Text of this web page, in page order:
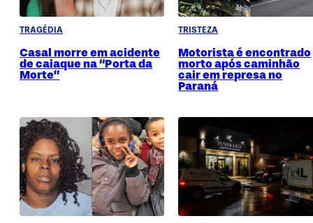
TRAGÉDIA
Casal morre em acidente
de caiaque na “Porta da
Morte”
TRISTEZA
Motorista é encontrado
morto após caminhão
cair em represa no
Paraná